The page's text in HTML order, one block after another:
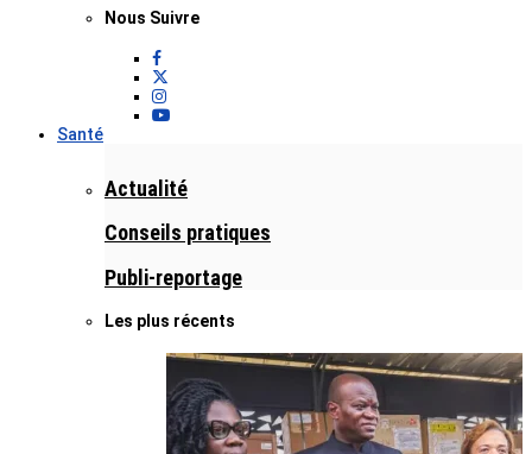
Nous Suivre
Santé
Actualité
Conseils pratiques
Publi-reportage
Les plus récents